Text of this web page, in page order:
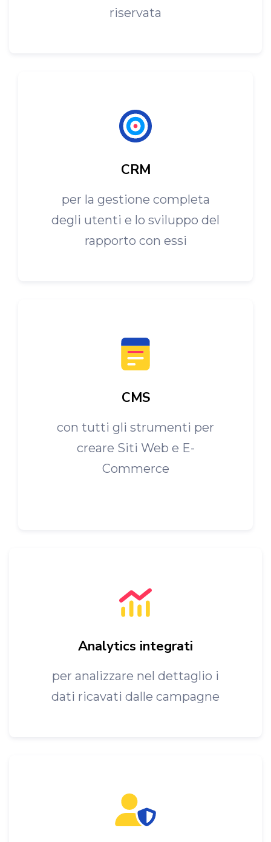
riservata
CRM
per la gestione completa
degli utenti e lo sviluppo del
rapporto con essi
CMS
con tutti gli strumenti per
creare Siti Web e E-
Commerce
Analytics integrati
per analizzare nel dettaglio i
dati ricavati dalle campagne